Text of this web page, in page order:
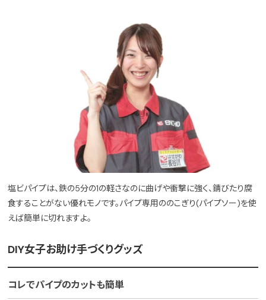
塩ビパイプは、鉄の5分の1の軽さなのに曲げや衝撃に強く、錆びたり腐
食することがない優れモノです。パイプ専用ののこぎり(パイプソー)を使
えば簡単に切れますよ。
DIY女子お助け手づくりグッズ
コレでパイプのカットも簡単